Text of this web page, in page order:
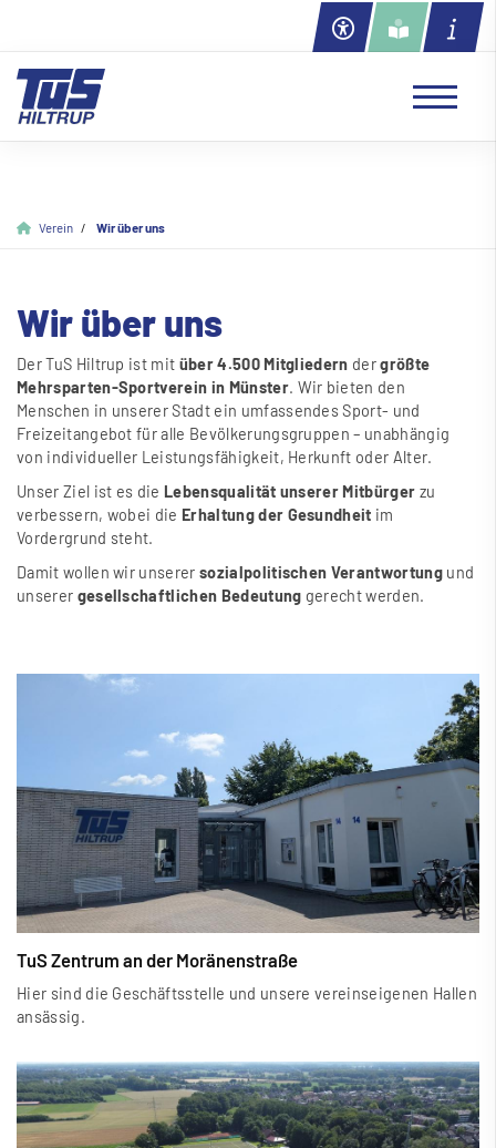
Verein Wir über uns
Wir über uns
Der TuS Hiltrup ist mit über 4.500 Mitgliedern dergrößte
Mehrsparten-Sportverein in Münster. Wir bieten den
Menschen in unserer Stadt ein umfassendes Sport- und
Freizeitangebot für alle Bevölkerungsgruppen – unabhängig
von individueller Leistungsfähigkeit, Herkunft oder Alter.
Unser Ziel ist es dieLebensqualität unserer Mitbürger zu
verbessern, wobei dieErhaltung der Gesundheit im
Vordergrund steht.
Damit wollen wir unserer sozialpolitischen Verantwortungund
unserer gesellschaftlichen Bedeutung gerecht werden.
TuS Zentrum an der Moränenstraße
Hier sind die Geschäftsstelle und unsere vereinseigenen Hallen
ansässig.